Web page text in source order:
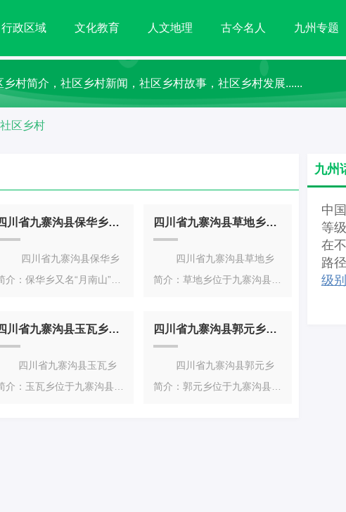
行政区域 文化教育 人文地理 古今名人 九州专题
乡村简介，社区乡村新闻，社区乡村故事，社区乡村发展......
社区乡村
四川省九寨沟县保华乡简介
四川省九寨沟县保华乡
介：保华乡又名“月南山”，
东南缘
四川省九寨沟县草地乡简介
四川省九寨沟县草地乡
简介：草地乡位于九寨沟县东
甘肃省文县石
四川省九寨沟县玉瓦乡简介
四川省九寨沟县玉瓦乡
介：玉瓦乡位于九寨沟县西
四川省九寨沟县郭元乡简介
四川省九寨沟县郭元乡
简介：郭元乡位于九寨沟县城
九州
中
等
在
路
级